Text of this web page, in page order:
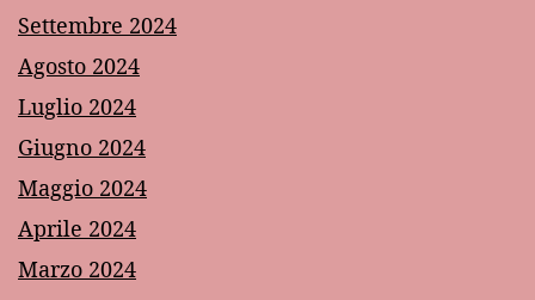
Settembre 2024
Agosto 2024
Luglio 2024
Giugno 2024
Maggio 2024
Aprile 2024
Marzo 2024